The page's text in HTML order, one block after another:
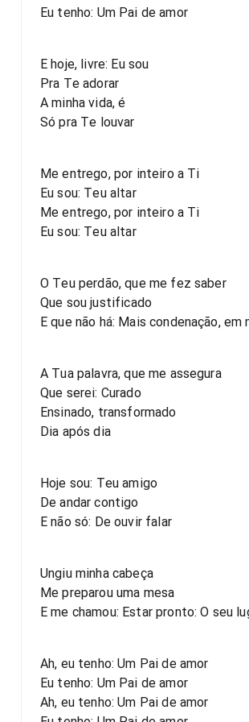
Eu tenho: Um Pai de amor
E hoje, livre: Eu sou
Pra Te adorar
A minha vida, é
Só pra Te louvar
Me entrego, por inteiro a Ti
Eu sou: Teu altar
Me entrego, por inteiro a Ti
Eu sou: Teu altar
O Teu perdão, que me fez saber
Que sou justificado
E que não há: Mais condenação, em
A Tua palavra, que me assegura
Que serei: Curado
Ensinado, transformado
Dia após dia
Hoje sou: Teu amigo
De andar contigo
E não só: De ouvir falar
Ungiu minha cabeça
Me preparou uma mesa
E me chamou: Estar pronto: O seu
Ah, eu tenho: Um Pai de amor
Eu tenho: Um Pai de amor
Ah, eu tenho: Um Pai de amor